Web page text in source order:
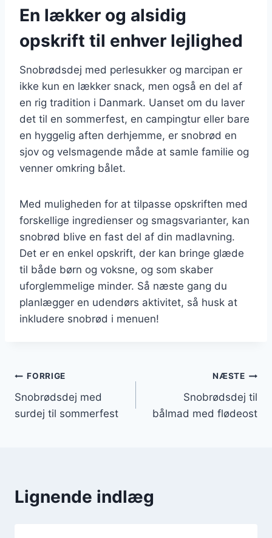
En lækker og alsidig
opskrift til enhver lejlighed
Snobrødsdej med perlesukker og marcipan er
ikke kun en lækker snack, men også en del af
en rig tradition i Danmark. Uanset om du laver
det til en sommerfest, en campingtur eller bare
en hyggelig aften derhjemme, er snobrød en
sjov og velsmagende måde at samle familie og
venner omkring bålet.
Med muligheden for at tilpasse opskriften med
forskellige ingredienser og smagsvarianter, kan
snobrød blive en fast del af din madlavning.
Det er en enkel opskrift, der kan bringe glæde
til både børn og voksne, og som skaber
uforglemmelige minder. Så næste gang du
planlægger en udendørs aktivitet, så husk at
inkludere snobrød i menuen!
Indlægsnavigation
FORRIGE
Snobrødsdej med
surdej til sommerfest
NÆSTE
Snobrødsdej til
bålmad med flødeost
Lignende indlæg